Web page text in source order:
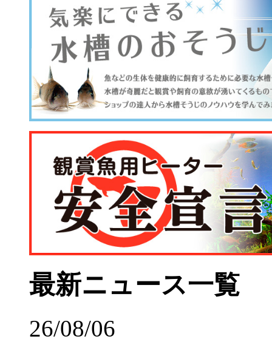
最新ニュース一覧
26/08/06